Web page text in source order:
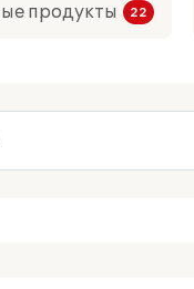
продукты